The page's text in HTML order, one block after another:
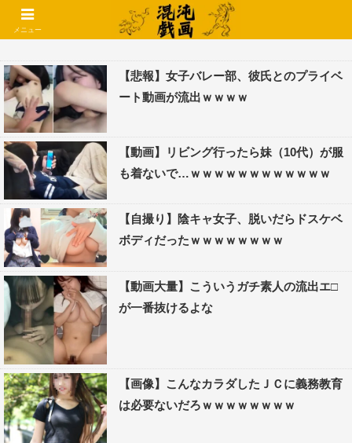
コメントでコテハン使えるようになりました🌱
【悲報】女子バレー部、彼氏とのプライベ
ート動画が流出ｗｗｗｗ
【動画】リビング行ったら妹（10代）が服
も着ないで…ｗｗｗｗｗｗｗｗｗｗｗｗ
【自撮り】陰キャ女子、脱いだらドスケベ
ボディだったｗｗｗｗｗｗｗｗ
【動画大量】こういうガチ素人の流出エ□
が一番抜けるよな
【画像】こんなカラダしたＪＣに義務教育
は必要ないだろｗｗｗｗｗｗｗｗ
メニュー